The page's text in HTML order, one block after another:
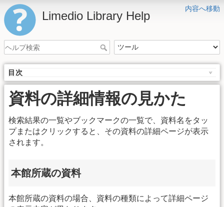
内容へ移動
Limedio Library Help
目次
資料の詳細情報の見かた
検索結果の一覧やブックマークの一覧で、資料名をタッ
プまたはクリックすると、その資料の詳細ページが表示
されます。
本館所蔵の資料
本館所蔵の資料の場合、資料の種類によって詳細ページ